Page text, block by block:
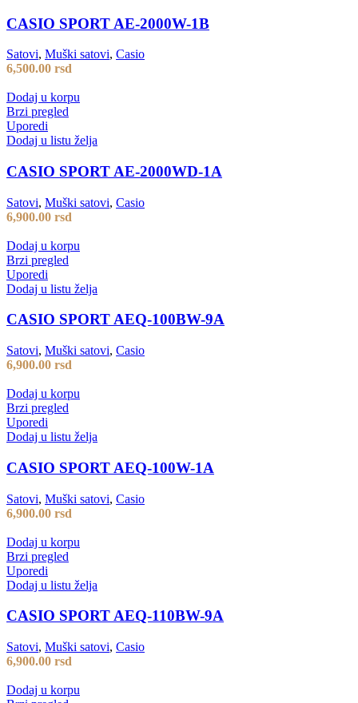
CASIO SPORT AE-2000W-1B
Satovi, Muški satovi, Casio
6,500.00 rsd
Dodaj u korpu
Brzi pregled
Uporedi
Dodaj u listu želja
CASIO SPORT AE-2000WD-1A
Satovi, Muški satovi, Casio
6,900.00 rsd
Dodaj u korpu
Brzi pregled
Uporedi
Dodaj u listu želja
CASIO SPORT AEQ-100BW-9A
Satovi, Muški satovi, Casio
6,900.00 rsd
Dodaj u korpu
Brzi pregled
Uporedi
Dodaj u listu želja
CASIO SPORT AEQ-100W-1A
Satovi, Muški satovi, Casio
6,900.00 rsd
Dodaj u korpu
Brzi pregled
Uporedi
Dodaj u listu želja
CASIO SPORT AEQ-110BW-9A
Satovi, Muški satovi, Casio
6,900.00 rsd
Dodaj u korpu